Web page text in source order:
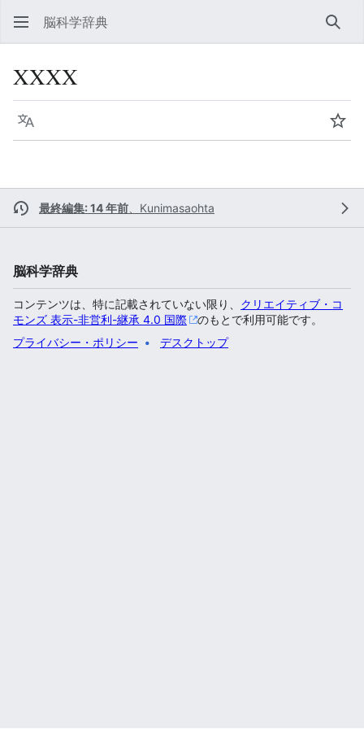
脳科学辞典 検索
XXXX
言語 ウ
最終編集: 14 年前 Kunimasaohta
脳科学辞典
コンテンツは、特に記載されていない限り、 クリエイティブ・コ
モンズ 表示-非営利-継承 4.0 国際
のもとで利用可能です。
プライバシー・ポリシー
デスクトップ